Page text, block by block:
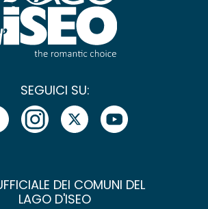
SEGUICI SU:
DEI COMUNI DEL
LAGO D'ISEO